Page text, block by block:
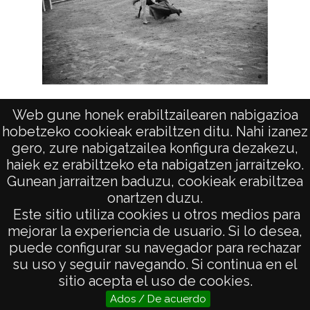
Web gune honek erabiltzailearen nabigazioa
hobetzeko cookieak erabiltzen ditu. Nahi izanez
gero, zure nabigatzailea konfigura dezakezu,
haiek ez erabiltzeko eta nabigatzen jarraitzeko.
Gunean jarraitzen baduzu, cookieak erabiltzea
onartzen duzu.
Este sitio utiliza cookies u otros medios para
mejorar la experiencia de usuario. Si lo desea,
puede configurar su navegador para rechazar
su uso y seguir navegando. Si continua en el
sitio acepta el uso de cookies.
Ados / De acuerdo
Vitoria
AVISO LEGAL
POLÍTICA DE PRIVACIDAD
ACCESIBILIDAD
ATENCIÓN CIUDADANA